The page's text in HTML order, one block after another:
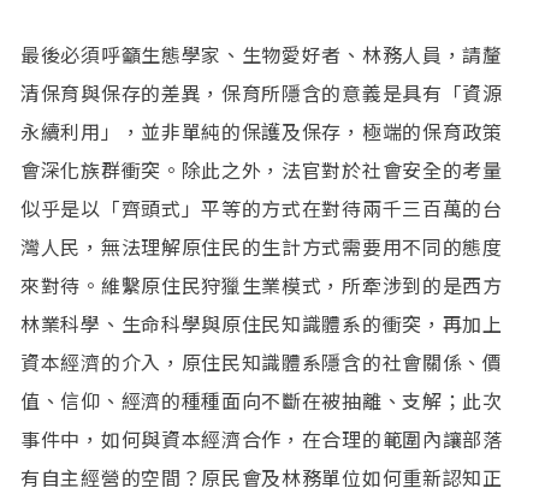
最後必須呼籲生態學家、生物愛好者、林務人員，請釐
清保育與保存的差異，保育所隱含的意義是具有「資源
永續利用」，並非單純的保護及保存，極端的保育政策
會深化族群衝突。除此之外，法官對於社會安全的考量
似乎是以「齊頭式」平等的方式在對待兩千三百萬的台
灣人民，無法理解原住民的生計方式需要用不同的態度
來對待。維繫原住民狩獵生業模式，所牽涉到的是西方
林業科學、生命科學與原住民知識體系的衝突，再加上
資本經濟的介入，原住民知識體系隱含的社會關係、價
值、信仰、經濟的種種面向不斷在被抽離、支解；此次
事件中，如何與資本經濟合作，在合理的範圍內讓部落
有自主經營的空間？原民會及林務單位如何重新認知正